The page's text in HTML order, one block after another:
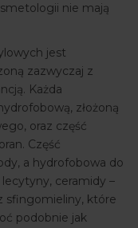
nie mają
jest
zazwyczaj z
Każda
złożoną
oraz część
Część
a hydrofobowa do
ceramidy –
sfingomieliny, które
podobnie jak